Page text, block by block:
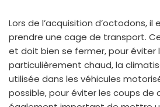
Lors de l’acquisition d’octodons,
prendre une cage de transport.
et doit bien se fermer, pour éviter
particulièrement chaud, la
utilisée dans les véhicules
possible, pour éviter les coups de